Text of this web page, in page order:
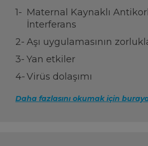
Maternal Kaynaklı
İnterferans
Aşı uygulamasının
Yan etkiler
Virüs dolaşımı
Daha fazlasını okumak için